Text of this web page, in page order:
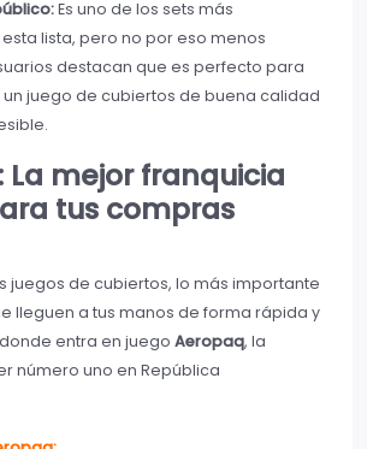
Es uno de los sets más
lista, pero no por eso menos
destacan que es perfecto para
juego de cubiertos de buena calidad
La mejor franquicia
tus compras
juegos de cubiertos, lo más importante
lleguen a tus manos de forma rápida y
entra en juego Aeropaq, la
número uno en República